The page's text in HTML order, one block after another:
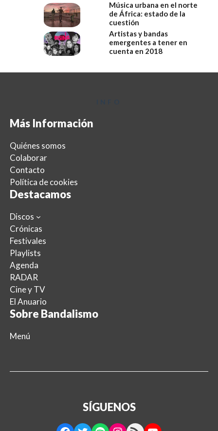
Música urbana en el norte
de África: estado de la
cuestión
Artistas y bandas
emergentes a tener en
cuenta en 2018
Más Información
Quiénes somos
Colaborar
Contacto
Política de cookies
Destacamos
Discos
Crónicas
Festivales
Playlists
Agenda
RADAR
Cine y TV
El Anuario
Sobre Bandalismo
Menú
SÍGUENOS